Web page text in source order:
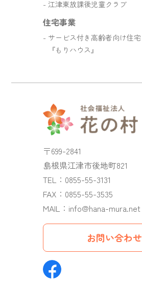
江津東放課後児童クラブ
住宅事業
サービス付き高齢者向け住宅
『もりハウス』
〒699-2841
島根県江津市後地町821
TEL： 0855-55-3131
FAX：0855-55-3535
MAIL： info@hana-mura.net
お問い合わせ